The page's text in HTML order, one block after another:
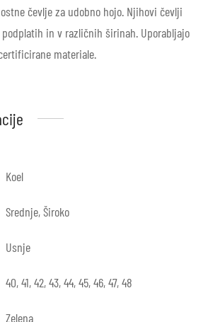
čevlje za udobno hojo. Njihovi čevlji
in v različnih širinah. Uporabljajo
materiale.
Koel
Srednje, Široko
Usnje
40, 41, 42, 43, 44, 45, 46, 47, 48
Zelena